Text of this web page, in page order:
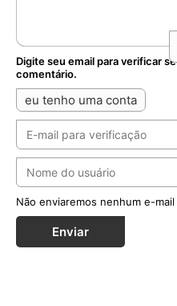
Digite seu email para verificar seu
comentário.
eu tenho uma conta